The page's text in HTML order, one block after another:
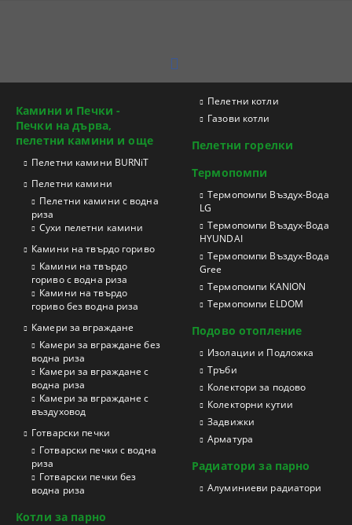
Камини и Печки -
Печки на дърва,
пелетни камини и още
Пелетни камини BURNiT
Пелетни камини
Пелетни камини с водна
риза
Сухи пелетни камини
Камини на твърдо гориво
Камини на твърдо
гориво с водна риза
Камини на твърдо
гориво без водна риза
Камери за вграждане
Камери за вграждане без
водна риза
Камери за вграждане с
водна риза
Камери за вграждане с
въздуховод
Готварски печки
Готварски печки с водна
риза
Готварски печки без
водна риза
Котли за парно
Пелетни котли
Газови котли
Пелетни горелки
Термопомпи
Tермопомпи Въздух-Вода
LG
Термопомпи Въздух-Вода
HYUNDAI
Термопомпи Въздух-Вода
Gree
Термопомпи KANION
Термопомпи ELDOM
Подово отопление
Изолации и Подложка
Тръби
Колектори за подово
Колекторни кутии
Задвижки
Арматура
Радиатори за парно
Aлуминиеви радиатори